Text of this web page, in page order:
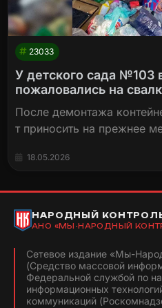
23033
У детского сада №103
пожаловались на
После демонтажа
т приносить на прежнее
18.05.2026
НАРОДНЫЙ
АНО «МЫ-НАРОДНЫЙ
Сетевое издание «Мы-
(Средство массовой
Федеральной службой по
информационных
коммуникаций